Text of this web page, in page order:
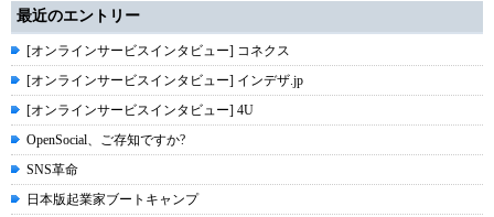
最近のエントリー
[オンラインサービスインタビュー] コネクス
[オンラインサービスインタビュー] インデザ.jp
[オンラインサービスインタビュー] 4U
OpenSocial、ご存知ですか?
SNS革命
日本版起業家ブートキャンプ